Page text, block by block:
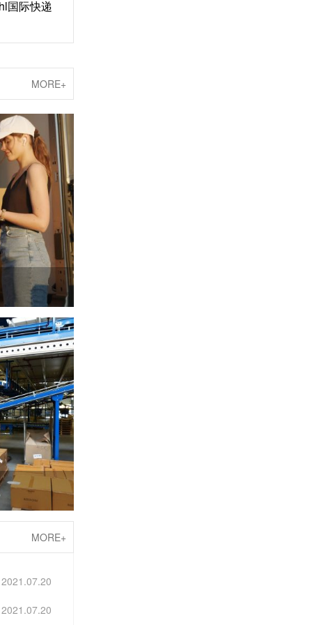
国际快递
MORE+
MORE+
2021.07.20
2021.07.20